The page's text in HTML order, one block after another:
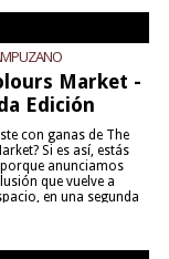
Market -
Edición
con ganas de The
Si es así, estás
anunciamos
que vuelve a
en una segunda